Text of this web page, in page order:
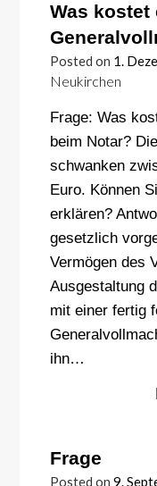
Was kostet
Posted on 1.
Neukirchen
Frage: Was
beim Notar?
schwanken
Euro. Können
erklären?
gesetzlich
Vermögen des
Ausgestaltung
mit einer fertig
ihn…
Frage
Posted on 9.